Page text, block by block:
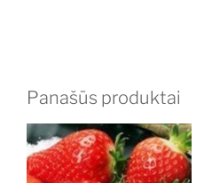
Panašūs produktai